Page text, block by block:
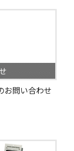
お問い合わせ